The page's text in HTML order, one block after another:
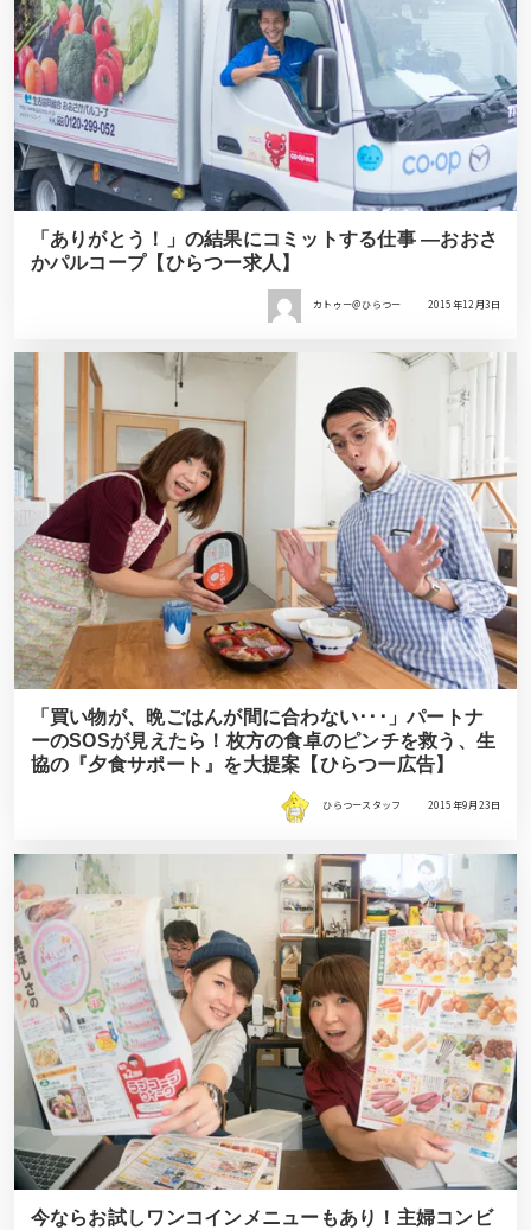
「ありがとう！」の結果にコミットする仕事 ―おおさ
かパルコープ【ひらつー求人】
カトゥー＠ひらつー 2015年12月3日
「買い物が、晩ごはんが間に合わない･･･」パートナ
ーのSOSが見えたら！枚方の食卓のピンチを救う、生
協の『夕食サポート』を大提案【ひらつー広告】
ひらつースタッフ 2015年9月23日
今ならお試しワンコインメニューもあり！主婦コンビ